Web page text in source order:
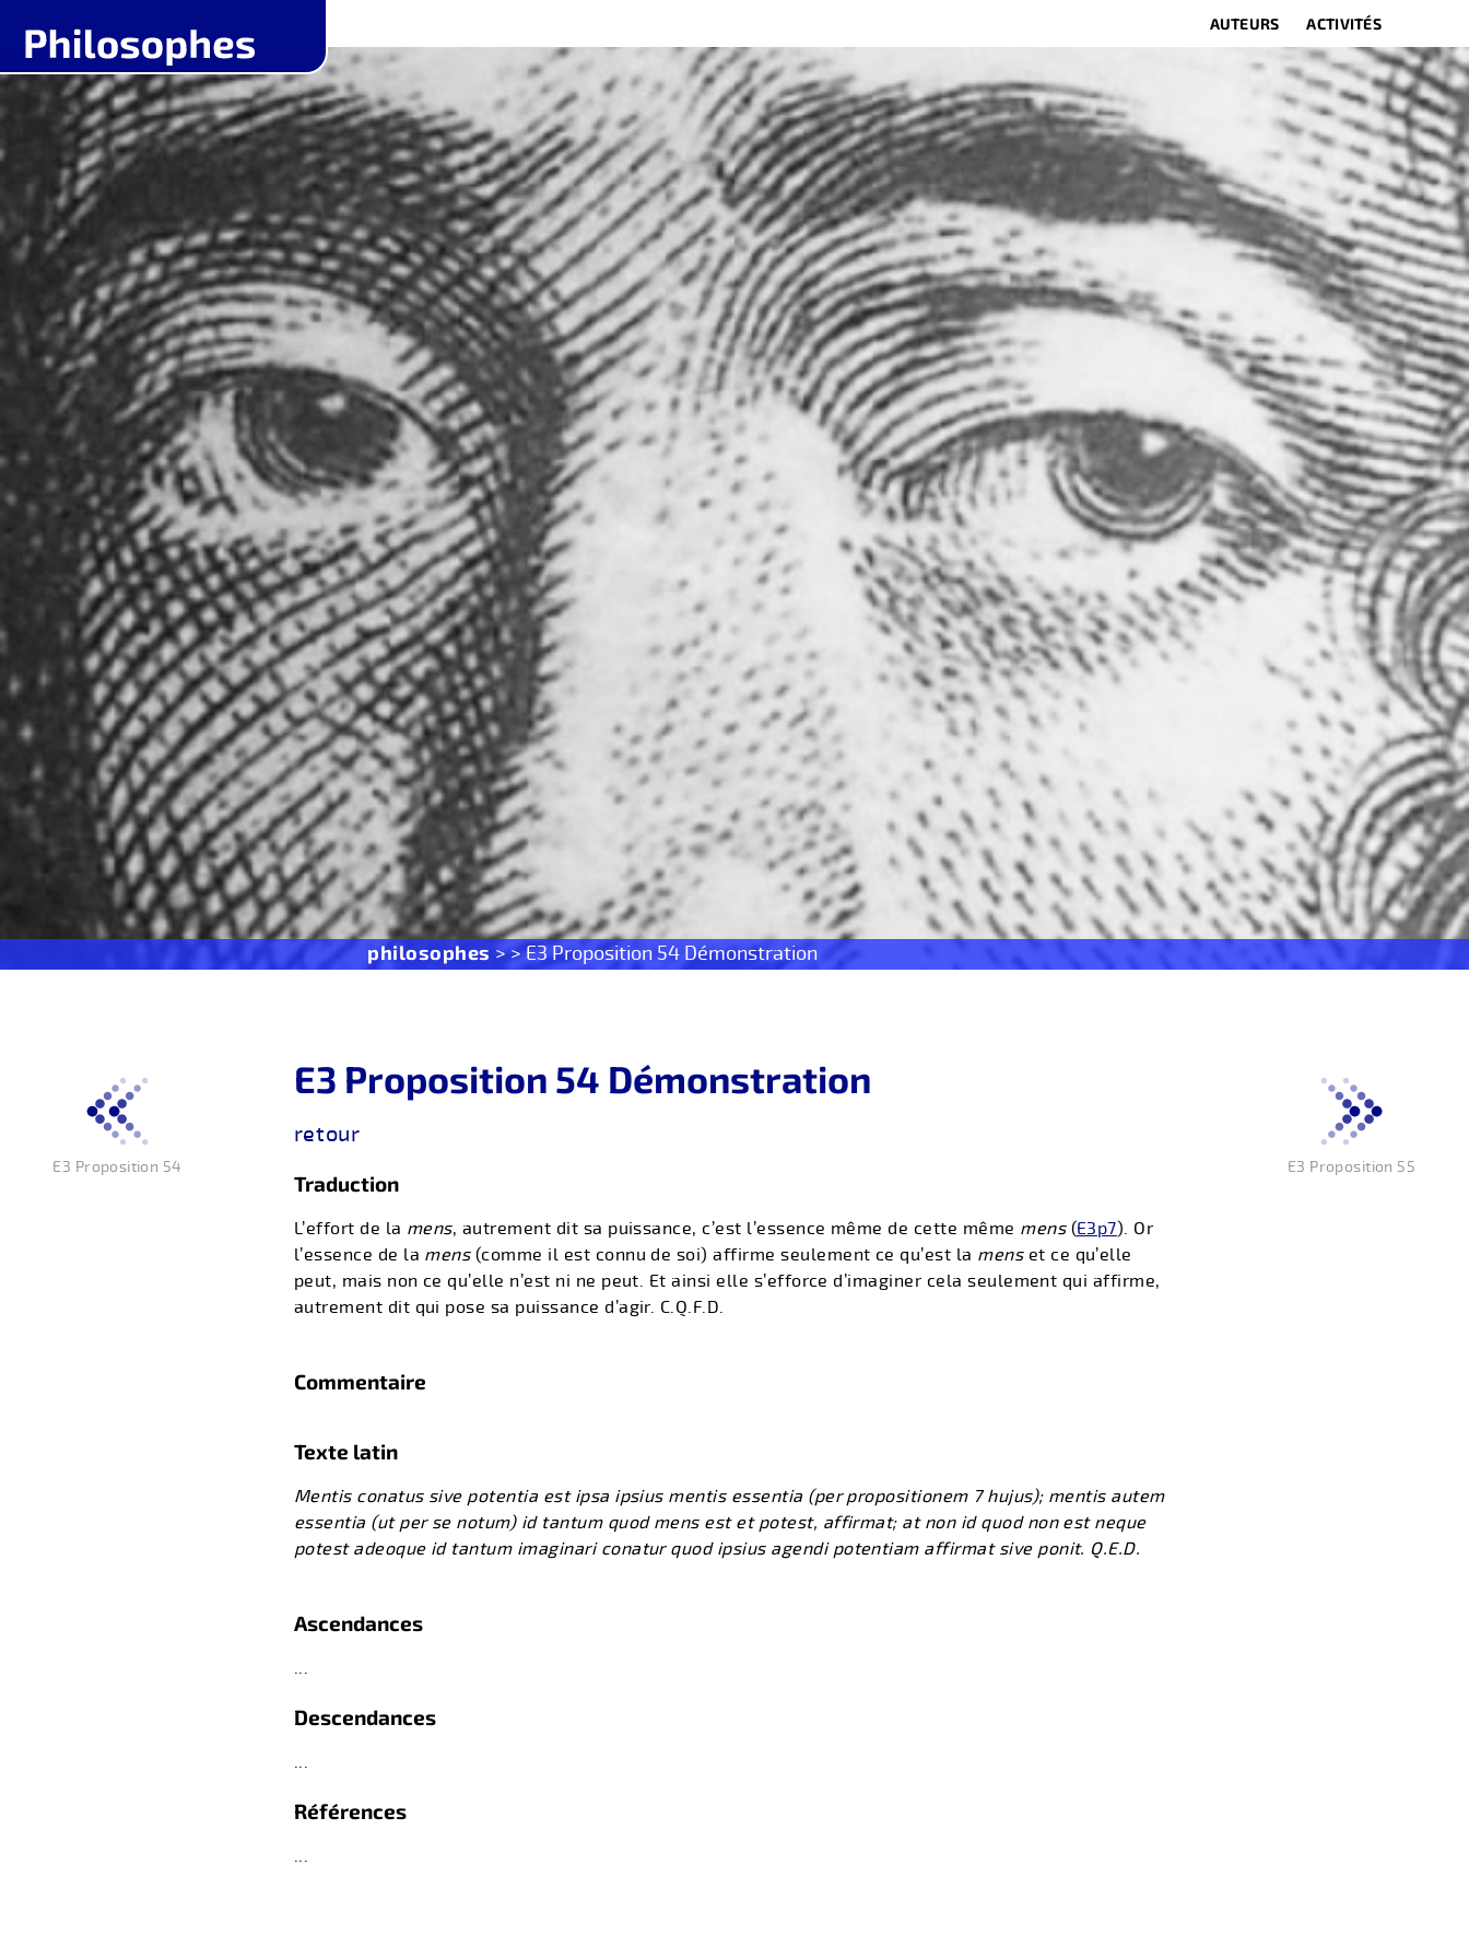
AUTEURS ACTIVITÉS
philosophes > > E3 Proposition 54 Démonstration
E3 Proposition 54 E3 Proposition 55
E3 Proposition 54 Démonstration
retour
Traduction
L’effort de la mens, autrement dit sa puissance, c’est l’essence même de cette même mens(E3p7). Or
l’essence de la mens(comme il est connu de soi) affirme seulement ce qu’est la menset ce qu’elle
peut, mais non ce qu’elle n’est ni ne peut. Et ainsi elle s’efforce d’imaginer cela seulement qui affirme,
autrement dit qui pose sa puissance d’agir. C.Q.F.D.
Commentaire
Texte latin
Mentis conatus sive potentia est ipsa ipsius mentis essentia (per propositionem 7 hujus); mentis autem
essentia (ut per se notum) id tantum quod mens est et potest, affirmat; at non id quod non est neque
potest adeoque id tantum imaginari conatur quod ipsius agendi potentiam affirmat sive ponit. Q.E.D.
Ascendances
Descendances
Références